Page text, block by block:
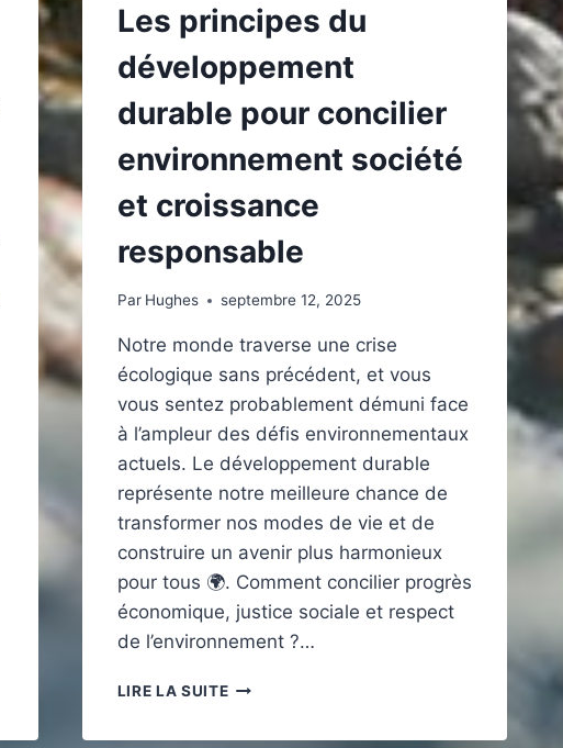
Les principes du
développement
durable pour concilier
environnement société
et croissance
responsable
Par Hughes septembre 12, 2025
Notre monde traverse une crise
écologique sans précédent, et vous
vous sentez probablement démuni face
à l’ampleur des défis environnementaux
actuels. Le développement durable
représente notre meilleure chance de
transformer nos modes de vie et de
construire un avenir plus harmonieux
pour tous 🌍. Comment concilier progrès
économique, justice sociale et respect
de l’environnement ?…
LIRE LA SUITELES